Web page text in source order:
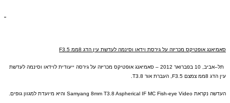
סאמיאנג אופטיקס מכריזה על גירסת וידאו וסינמה לעדשת עין הדג 8ממ F3.5
תל–אביב, 10 בפברואר 2012 –
סאמיאנג אופטיקס מכריזה על גירסה ייעודית לוידאו וסינמה לעדשת
עין הדג 8ממ צמצם F3.5, העברת אור T3.8.
העדשה נקראת Samyang 8mm T3.8 Aspherical IF MC Fish-eye Video והיא מיועדת למגוון גופים.